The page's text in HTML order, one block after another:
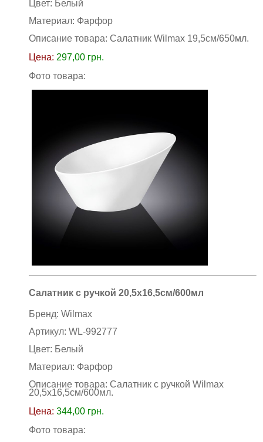
Цвет: Белый
Материал: Фарфор
Описание товара: Салатник Wilmax 19,5см/650мл.
Цена: 297,00 грн.
Фото товара:
Салатник с ручкой 20,5х16,5см/600мл
Бренд: Wilmax
Артикул: WL-992777
Цвет: Белый
Материал: Фарфор
Описание товара: Салатник с ручкой Wilmax
20,5х16,5см/600мл.
Цена: 344,00 грн.
Фото товара: